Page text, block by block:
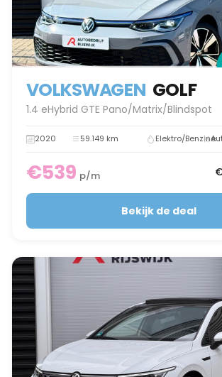
VOLKSWAGEN GOLF
1.4 eHybrid GTE Pano/Matrix/Blindspot
2020 59.149 km Elektro/Benzine
€539 p/m
Bekijk de deal